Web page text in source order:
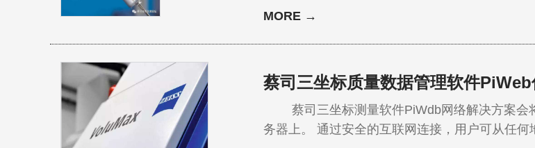
往期精彩文章一窥究竟：蔡司VAST XXT探头扫描过程测力演示 VAST XXT传感器常见的和
三坐标配置： CON…
MORE →
蔡司三坐标质量数据管理软件
蔡司三坐标测量软件PiWdb网络解决方案会
务器上。 通过安全的互联网连接，用户可从任何地方访问这些数据，这些数据也能以报告的方